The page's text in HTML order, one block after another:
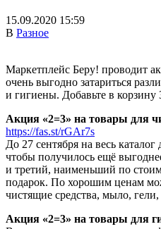
15.09.2020 15:59
В Разное
Маркетплейс Беру! проводит
очень выгодно затариться
и гигиены. Добавьте в корзину
Акция «2=3» на товары для
https://fas.st/rGAr7s
До 27 сентября на весь
чтобы получилось ещё
и третий, наименьший по
подарок. По хорошим ценам
чистящие средства, мыло,
Акция «2=3» на товары для